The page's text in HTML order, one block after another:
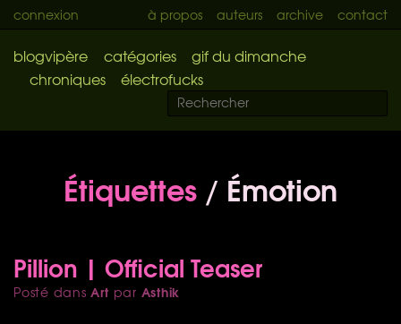
connexion à propos auteurs archive contact
blogvipère catégories
gif du dimanche
chroniques
électrofucks
Étiquettes / Émotion
Pillion | Official Teaser
Posté dansArt par Asthik